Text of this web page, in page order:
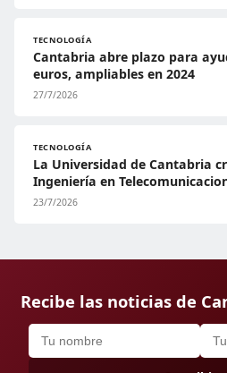
TECNOLOGÍA
Cantabria abre plazo para
euros, ampliables en 2024
27/7/2026
TECNOLOGÍA
La Universidad de Cantabria
Ingeniería en
23/7/2026
Recibe las noticias de